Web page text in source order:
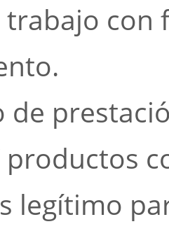
con
de
legítimo